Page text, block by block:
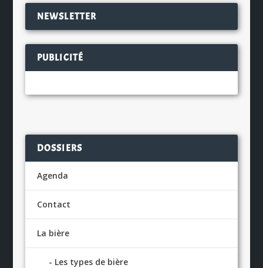
NEWSLETTER
PUBLICITÉ
DOSSIERS
Agenda
Contact
La bière
Les types de bière